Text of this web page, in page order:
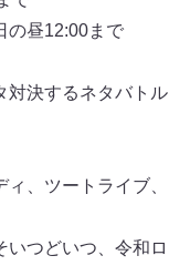
の昼12:00まで
対決するネタバトル
、ツートライブ、
いつどいつ、令和ロ